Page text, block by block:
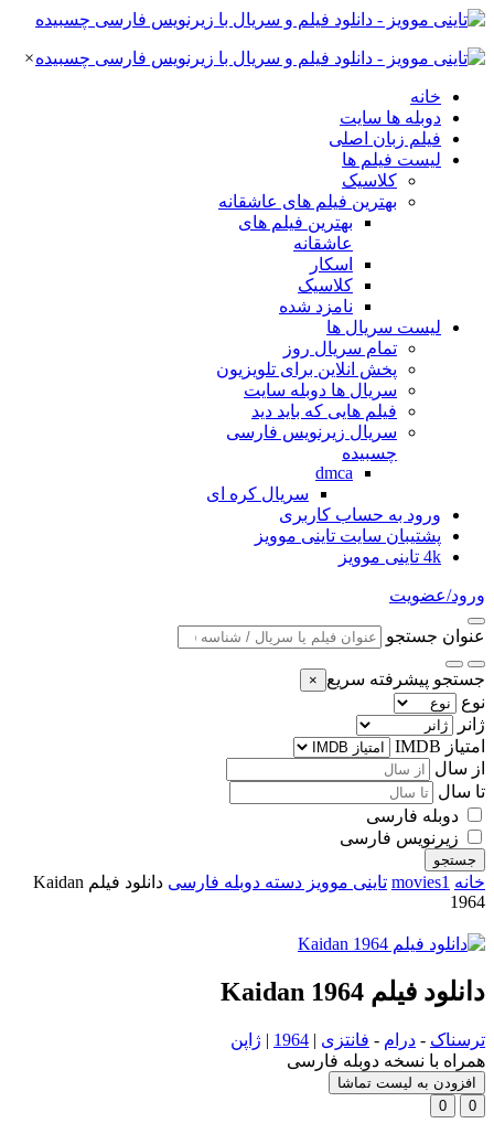
×
خانه
دوبله ها سایت
فیلم زبان اصلی
لیست فیلم ها
کلاسیک
بهترین فیلم های عاشقانه
بهترین فیلم های
عاشقانه
اسکار
کلاسیک
نامزد شده
لیست سریال ها
تمام سریال روز
پخش انلاین برای تلویزیون
سریال ها دوبله سایت
فیلم هایی که باید دید
سریال زیرنویس فارسی
چسبیده
dmca
سریال کره ای
ورود به حساب کاربری
پشتیبان سایت تاینی موویز
4k تاینی موویز
ورود/عضویت
عنوان جستجو
جستجو پیشرفته سریع ×
نوع
ژانر
امتیاز IMDB
از سال
تا سال
دوبله فارسی
زیرنویس فارسی
جستجو
خانه movies1 تاینی موویز دسته دوبله فارسی
دانلود فیلم Kaidan
1964
دانلود فیلم Kaidan 1964
ترسناک - درام - فانتزی |
1964
| ژاپن
همراه با نسخه دوبله فارسی
افزودن به لیست تماشا
0
0